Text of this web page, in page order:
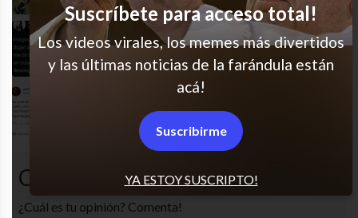
Jajaja F
Jajaja pobrecita
Comentarios
¿Cuál es tu opinión? Comenta!
YA ESTOY SUSCRIPTO!
Suscríbete para acceso total!
Los videos virales, los memes más divertidos
y las últimas noticias de la farándula están
acá!
Suscribirme